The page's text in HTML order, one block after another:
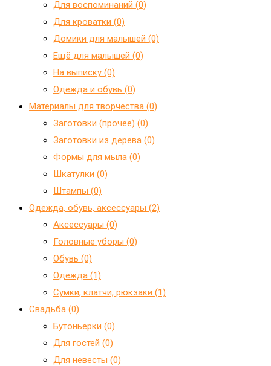
Для воспоминаний (0)
Для кроватки (0)
Домики для малышей (0)
Ещё для малышей (0)
На выписку (0)
Одежда и обувь (0)
Материалы для творчества (0)
Заготовки (прочее) (0)
Заготовки из дерева (0)
Формы для мыла (0)
Шкатулки (0)
Штампы (0)
Одежда, обувь, аксессуары (2)
Аксессуары (0)
Головные уборы (0)
Обувь (0)
Одежда (1)
Сумки, клатчи, рюкзаки (1)
Свадьба (0)
Бутоньерки (0)
Для гостей (0)
Для невесты (0)